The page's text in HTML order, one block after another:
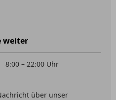
weiter
8:00 – 22:00 Uhr
über unser